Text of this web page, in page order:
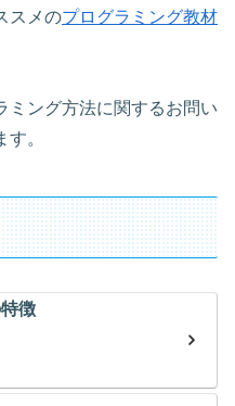
スメのプログラミング教材
ミング方法に関するお問い
。
徴